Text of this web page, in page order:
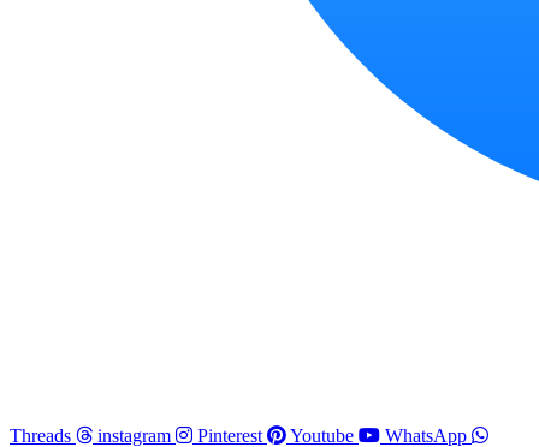
Threads instagram Pinterest Youtube WhatsApp